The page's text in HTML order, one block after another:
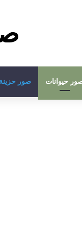
حيوانات صور حزينة